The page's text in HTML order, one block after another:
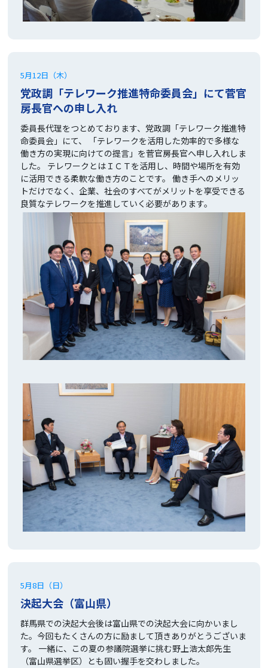
5月12日（木）
党政調「テレワーク推進特命委員会」にて菅官
房長官への申し入れ
委員長代理をつとめております、党政調「テレワーク推進特
命委員会」にて、 「テレワークを活用した効率的で多様な
働き方の実現に向けての提言」を菅官房長官へ申し入れしま
した。 テレワークとはＩＣＴを活用し、時間や場所を有効
に活用できる柔軟な働き方のことです。 働き手へのメリッ
トだけでなく、企業、社会のすべてがメリットを享受できる
良質なテレワークを推進していく必要があります。
5月8日（日）
決起大会（富山県）
群馬県での決起大会後は富山県での決起大会に向かいまし
た。今回もたくさんの方に励まして頂きありがとうございま
す。 一緒に、この夏の参議院選挙に挑む野上浩太郎先生
（富山県選挙区）とも固い握手を交わしました。